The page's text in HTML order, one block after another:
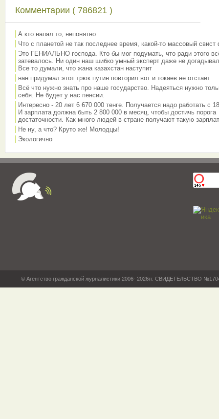
Комментарии ( 786821 )
А кто напал то, непонятно
Что с планетой не так последнее время, какой-то массовый свист
Это ГЕНИАЛЬНО господа. Кто бы мог подумать, что ради этого
затевалось. Ни один наш шибко умный эксперт даже не
Все то думали, что жана казахстан наступит
нан придумал этот трюк путин повторил вот и токаев не отстает
Всё что нужно знать про наше государство. Надеяться нужно
себя. Не будет у нас пенсии.
Интересно - 20 лет 6 670 000 тенге. Получается надо работать с
И зарплата должна быть 2 800 000 в месяц, чтобы достичь порога
достаточности. Как много людей в стране получают такую
Не ну, а что? Круто же! Молодцы!
Экологично
© Агентство гражданской журналистики 2006- 2026гг. СВИДЕТЕЛЬСТВО